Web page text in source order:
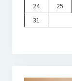
24
25
31